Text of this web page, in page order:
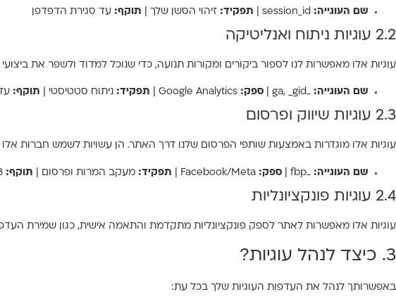
שם העוגייה:
תפקיד: זיהוי הסשן שלך | תוקף: עד סגירת הדפדפן
2.2 עוגיות ניתוח ואנליטיקה
עוגיות אלו מאפשרות לנו לספור ביקורים ומקורות תנועה, כדי שנוכל למדוד ולשפר את
שם העוגייה: _ga, _gid | ספק: תפקיד: ניתוח סטטיסטי | תוקף:
2.3 עוגיות שיווק ופרסום
עוגיות אלו מוגדרות באמצעות שותפי הפרסום שלנו דרך האתר. הן עשויות לשמש חברות אלו
שם העוגייה: ספק: תפקיד: מעקב המרות ופרסום | תוקף:
2.4 עוגיות פונקציונליות
עוגיות אלו מאפשרות לאתר לספק פונקציונליות מתקדמת והתאמה אישית, כגון שמירת
3. כיצד לנהל עוגיות?
באפשרותך לנהל את העדפות העוגיות שלך בכל עת: